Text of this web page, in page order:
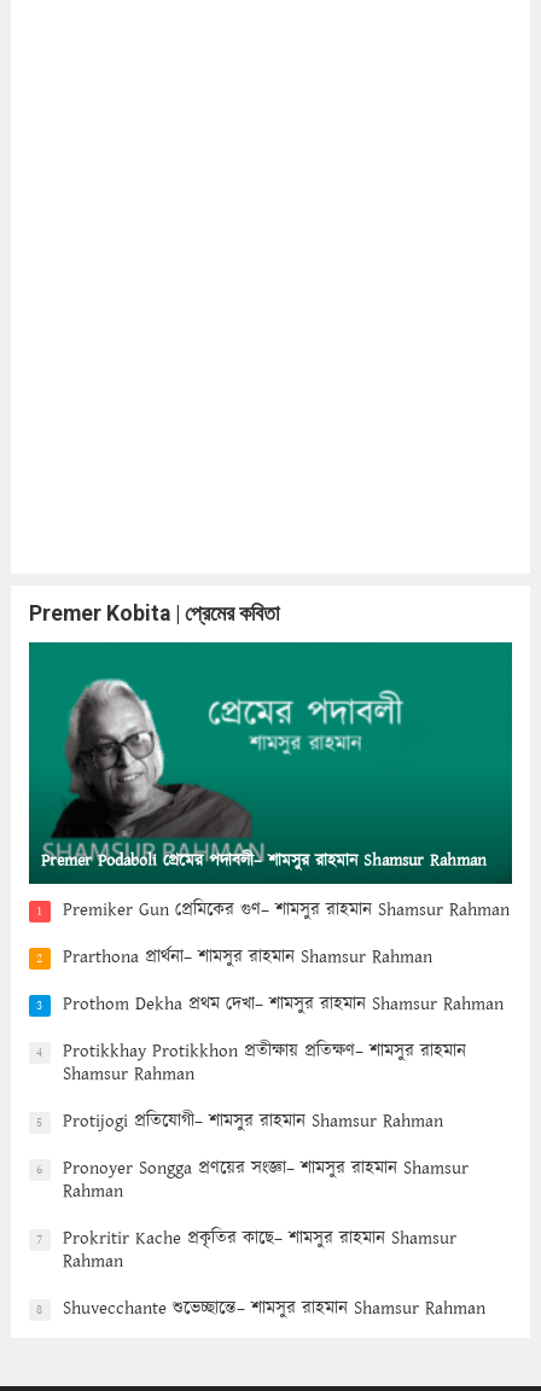
Premer Kobita | প্রেমের কবিতা
Premer Podaboli প্রেমের পদাবলী– শামসুর রাহমান Shamsur Rahman
1 Premiker Gun প্রেমিকের গুণ– শামসুর রাহমান Shamsur Rahman
2 Prarthona প্রার্থনা– শামসুর রাহমান Shamsur Rahman
3 Prothom Dekha প্রথম দেখা– শামসুর রাহমান Shamsur Rahman
4
Protikkhay Protikkhon প্রতীক্ষায় প্রতিক্ষণ– শামসুর রাহমান
Shamsur Rahman
5 Protijogi প্রতিযোগী– শামসুর রাহমান Shamsur Rahman
6
Pronoyer Songga প্রণয়ের সংজ্ঞা– শামসুর রাহমান Shamsur
Rahman
7
Prokritir Kache প্রকৃতির কাছে– শামসুর রাহমান Shamsur
Rahman
8 Shuvecchante শুভেচ্ছান্তে– শামসুর রাহমান Shamsur Rahman